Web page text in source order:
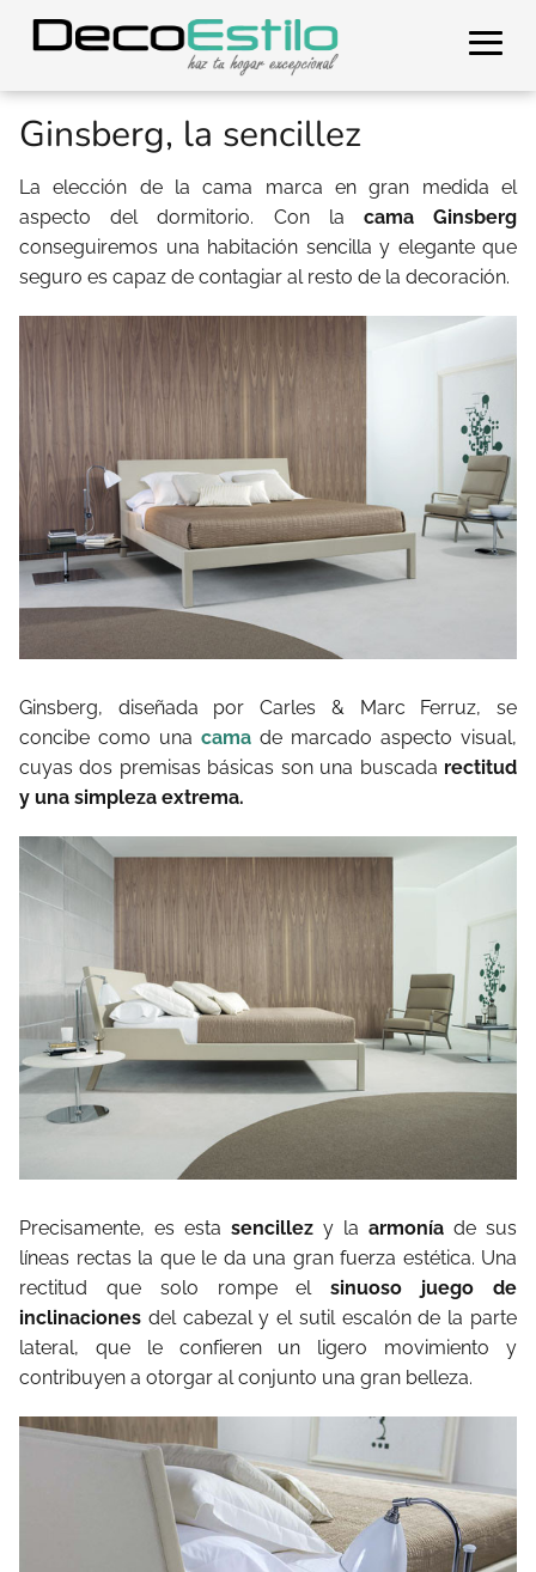
Ginsberg, la sencillez
La elección de la cama marca en gran medida el
aspecto del dormitorio. Con la cama Ginsberg
conseguiremos una habitación sencilla y elegante que
seguro es capaz de contagiar al resto de la decoración.
Ginsberg, diseñada por Carles & Marc Ferruz, se
concibe como una cama de marcado aspecto visual,
cuyas dos premisas básicas son una buscada rectitud
y una simpleza extrema.
Precisamente, es esta sencillez y la armonía de sus
líneas rectas la que le da una gran fuerza estética. Una
rectitud que solo rompe elsinuoso juego de
inclinaciones del cabezal y el sutil escalón de la parte
lateral, que le confieren un ligero movimiento y
contribuyen a otorgar al conjunto una gran belleza.